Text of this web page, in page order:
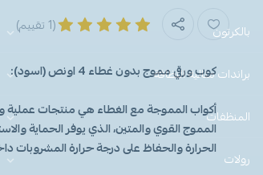
بالكرتون
براندات مثالية النظافة
المنظفات
رولات
(1 تقييم)
كوب ورقي مموج بدون غطاء 4 اونص (اسود):
أكواب المموجة مع الغطاء هي منتجات
المموج القوي والمتين، الذي يوفر الحماية
الحرارة والحفاظ على درجة حرارة المشروبات